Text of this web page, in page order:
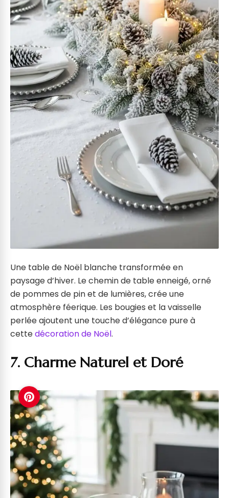
Une table de Noël blanche transformée en
paysage d’hiver. Le chemin de table enneigé, orné
de pommes de pin et de lumières, crée une
atmosphère féerique. Les bougies et la vaisselle
perlée ajoutent une touche d’élégance pure à
cettedécoration de Noël.
7. Charme Naturel et Doré